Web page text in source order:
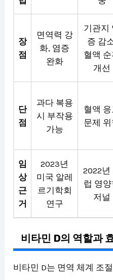
장
점
면역력 강
화, 염증
완화
기관지
증 감
혈액
개선
단
점
과다 복용
시 부작용
가능
혈액
문제 위
임
상
근
거
2023년
미국 알레
르기학회
연구
2022년
럽 영
저널
비타민 D의 역할과
비타민 D는 면역 체계 조